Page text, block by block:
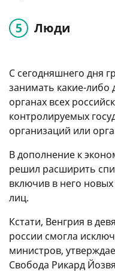
Люди
С сегодняшнего дня
занимать какие-
органах всех
контролируемых
организаций или
В дополнение к
решил расширить
включив в него
лиц.
Кстати, Венгрия в
россии смогла
министров,
Свобода Рикард